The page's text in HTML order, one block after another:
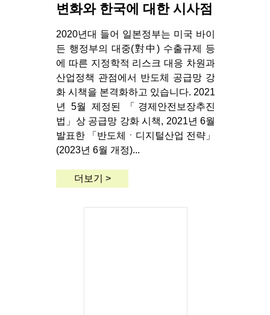
변화와 한국에 대한 시사점
2020년대 들어 일본정부는 미국 바이
든 행정부의 대중(對中) 수출규제 등
에 따른 지정학적 리스크 대응 차원과
산업정책 관점에서 반도체 공급망 강
화 시책을 본격화하고 있습니다. 2021
년 5월 제정된 「경제안전보장추진
법」상 공급망 강화 시책, 2021년 6월
발표한 「반도체ㆍ디지털산업 전략」
(2023년 6월 개정)...
더보기 >